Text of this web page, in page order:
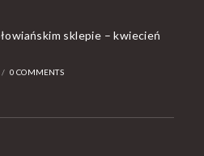
sklepie – kwiecień
/ 0 COMMENTS